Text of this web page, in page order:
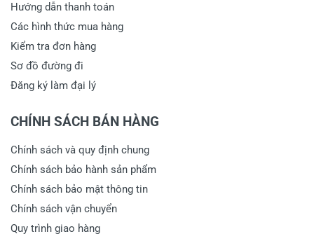
Hướng dẫn thanh toán
Các hình thức mua hàng
Kiểm tra đơn hàng
Sơ đồ đường đi
Đăng ký làm đại lý
CHÍNH SÁCH BÁN HÀNG
Chính sách và quy định chung
Chính sách bảo hành sản phẩm
Chính sách bảo mật thông tin
Chính sách vận chuyển
Quy trình giao hàng